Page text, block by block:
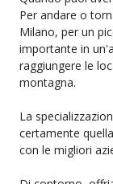
Per andare o
Milano, per un
importante in
raggiungere le
montagna.
La
certamente
con le migliori